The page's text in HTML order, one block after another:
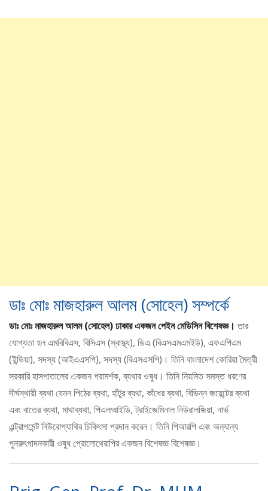
ডাঃ মোঃ মাজহারুল আলম (সোহেল) সম্পর্কে
ডাঃ মোঃ মাজহারুল আলম (সোহেল) ঢাকার একজন পেইন মেডিসিন বিশেষজ্ঞ। তার
যোগ্যতা হল এমবিবিএস, বিসিএস (স্বাস্থ্য), ডিএ (বিএসএমএমইউ), এফএপিএম
(ইন্ডিয়া), সদস্য (আইএএসপি), সদস্য (বিএসএসপি)। তিনি বাংলাদেশ কোরিয়া মৈত্রী
সরকারি হাসপাতালের একজন পরামর্শক, ব্যথার ওষুধ। তিনি নিয়মিত সমস্ত ধরণের
দীর্ঘস্থায়ী ব্যথা যেমন পিঠের ব্যথা, হাঁটুর ব্যথা, কাঁধের ব্যথা, বিভিন্ন জয়েন্টের ব্যথা
এবং বাতের ব্যথা, মাথাব্যথা, পিএলআইডি, ট্রাইজেমিনাল নিউরালজিয়া, নার্ভ
এন্ট্রাপমেন্ট নিউরোপ্যাথির চিকিৎসা প্রদান করেন। তিনি পিআরপি এবং অন্যান্য
পুনরুৎপাদনকারী ওষুধ প্রোলোথেরাপির একজন বিশেষজ্ঞ বিশেষজ্ঞ।